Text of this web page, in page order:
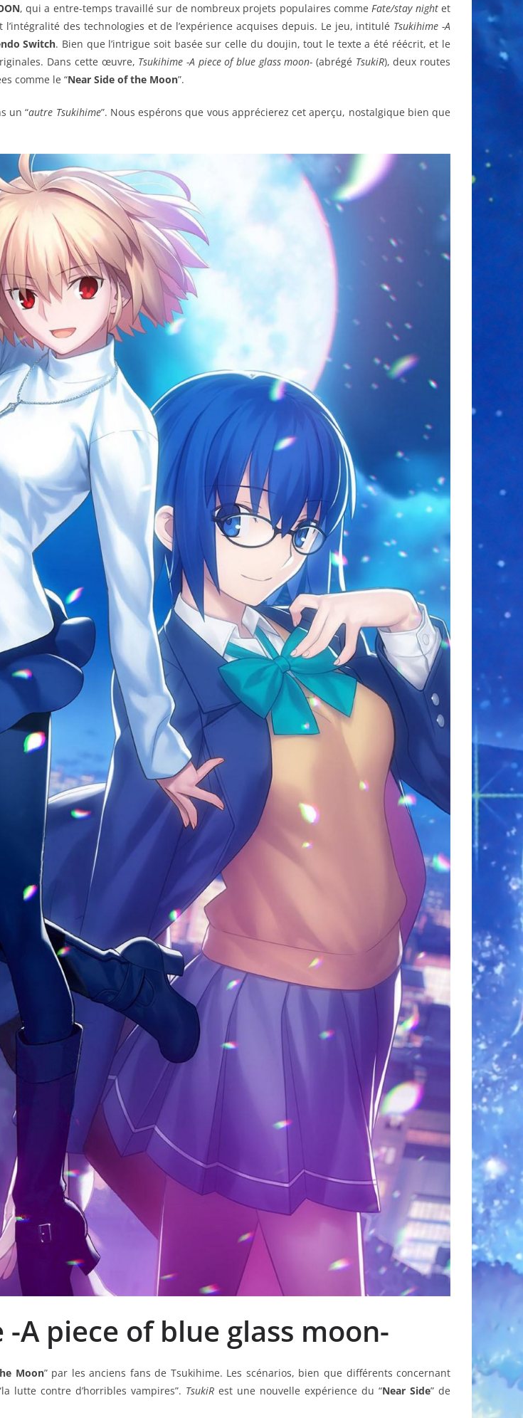
, qui a entre-temps travaillé sur de nombreux projets populaires comme Fate/stay nightet
des technologies et de l’expérience acquises depuis. Le jeu, intitulé Tsukihime -A
Switch. Bien que l’intrigue soit basée sur celle du doujin, tout le texte a été réécrit, et le
Dans cette œuvre, Tsukihime -A piece of blue glass moon- (abrégé TsukiR), deux routes
comme le “Near Side of the Moon”.
un “autre Tsukihime”. Nous espérons que vous apprécierez cet aperçu, nostalgique bien que
A piece of blue glass moon-
Moon” par les anciens fans de Tsukihime. Les scénarios, bien que différents concernant
lutte contre d’horribles vampires”. TsukiR est une nouvelle expérience du “Near Side” de